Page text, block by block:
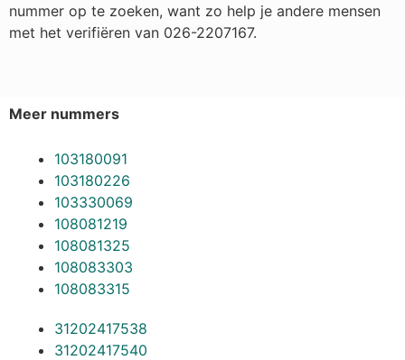
nummer op te zoeken, want zo help je andere mensen
met het verifiëren van 026-2207167.
Meer nummers
103180091
103180226
103330069
108081219
108081325
108083303
108083315
31202417538
31202417540